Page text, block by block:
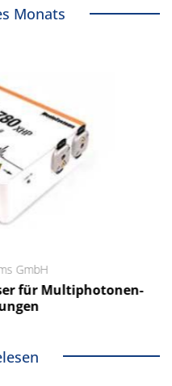
Monats
GmbH
für Multiphotonen-